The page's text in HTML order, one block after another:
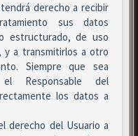
derecho a recibir
sus datos
estructurado, de uso
y a transmitirlos a otro
Siempre que sea
Responsable del
los datos a
derecho del Usuario a